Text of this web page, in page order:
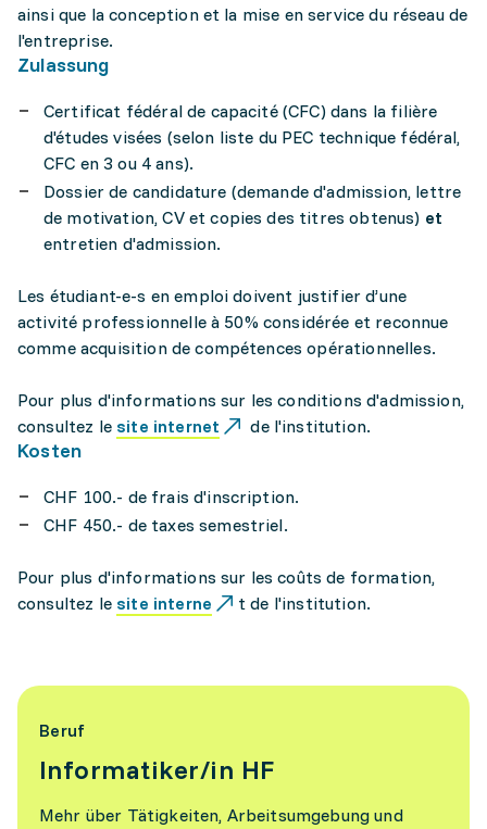
ainsi que la conception et la mise en service du réseau de
l'entreprise.
Zulassung
Certificat fédéral de capacité (CFC) dans la filière
d'études visées (selon liste du PEC technique fédéral,
CFC en 3 ou 4 ans).
Dossier de candidature (demande d'admission, lettre
de motivation, CV et copies des titres obtenus) et
entretien d'admission.
Les étudiant-e-s en emploi doivent justifier d’une
activité professionnelle à 50% considérée et reconnue
comme acquisition de compétences opérationnelles.
Pour plus d'informations sur les conditions d'admission,
consultez le site internet de l'institution.
Kosten
CHF 100.- de frais d'inscription.
CHF 450.- de taxes semestriel.
Pour plus d'informations sur les coûts de formation,
consultez le site interne t de l'institution.
Beruf
Informatiker/in HF
Mehr über Tätigkeiten, Arbeitsumgebung und